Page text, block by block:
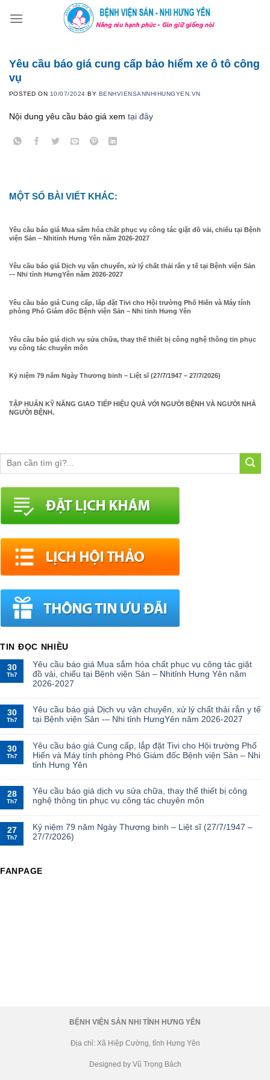
TIN ĐỌC NHIỀU
30
Th7
Yêu cầu báo giá Mua sắm hóa chất phục vụ công tác giặt
đồ vải, chiếu tại Bệnh viện Sản – Nhitỉnh Hưng Yên năm
2026-2027
30
Th7
Yêu cầu báo giá Dịch vụ vận chuyển, xử lý chất thải rắn y tế
tại Bệnh viện Sản -– Nhi tỉnh HưngYên năm 2026-2027
30
Th7
Yêu cầu báo giá Cung cấp, lắp đặt Tivi cho Hội trường Phố
Hiến và Máy tính phòng Phó Giám đốc Bệnh viện Sản – Nhi
tỉnh Hưng Yên
28
Th7
Yêu cầu báo giá dịch vụ sửa chữa, thay thế thiết bị công
nghệ thông tin phục vụ công tác chuyên môn
27
Th7
Kỷ niệm 79 năm Ngày Thương binh – Liệt sĩ (27/7/1947 –
27/7/2026)
FANPAGE
Yêu cầu báo giá cung cấp bảo hiểm xe ô tô công
vụ
POSTED ON 10/07/2024 BY BENHVIENSANNHIHUNGYEN.VN
Nội dung yêu cầu báo giá xem tại đây
MỘT SỐ BÀI VIẾT KHÁC:
Yêu cầu báo giá Mua sắm hóa chất phục vụ công tác giặt đồ vải, chiếu tại Bệnh
viện Sản – Nhitỉnh Hưng Yên năm 2026-2027
Yêu cầu báo giá Dịch vụ vận chuyển, xử lý chất thải rắn y tế tại Bệnh viện Sản
-– Nhi tỉnh HưngYên năm 2026-2027
Yêu cầu báo giá Cung cấp, lắp đặt Tivi cho Hội trường Phố Hiến và Máy tính
phòng Phó Giám đốc Bệnh viện Sản – Nhi tỉnh Hưng Yên
Yêu cầu báo giá dịch vụ sửa chữa, thay thế thiết bị công nghệ thông tin phục
vụ công tác chuyên môn
Kỷ niệm 79 năm Ngày Thương binh – Liệt sĩ (27/7/1947 – 27/7/2026)
TẬP HUẤN KỸ NĂNG GIAO TIẾP HIỆU QUẢ VỚI NGƯỜI BỆNH VÀ NGƯỜI NHÀ
NGƯỜI BỆNH.
BỆNH VIỆN SẢN NHI TỈNH HƯNG YÊN
Địa chỉ: Xã Hiệp Cường, tỉnh Hưng Yên
Designed by Vũ Trọng Bách